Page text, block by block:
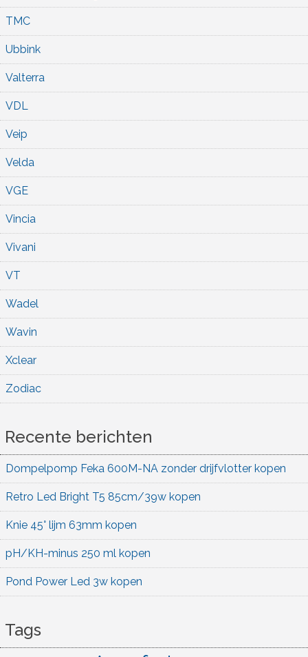
TMC
Ubbink
Valterra
VDL
Veip
Velda
VGE
Vincia
Vivani
VT
Wadel
Wavin
Xclear
Zodiac
Recente berichten
Dompelpomp Feka 600M-NA zonder drijfvlotter kopen
Retro Led Bright T5 85cm/39w kopen
Knie 45° lijm 63mm kopen
pH/KH-minus 250 ml kopen
Pond Power Led 3w kopen
Tags